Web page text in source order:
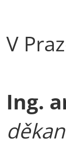
V
Ing.
děkan